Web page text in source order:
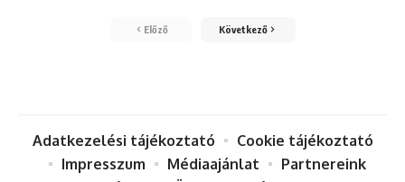
Előző Következő
Adatkezelési tájékoztató
Cookie tájékoztató
Impresszum
Médiaajánlat
Partnereink